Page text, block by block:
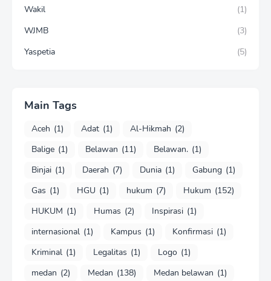
Wakil
(1)
WJMB
(3)
Yaspetia
(5)
Main Tags
Aceh (1) Adat (1) Al-Hikmah (2)
Balige (1) Belawan (11) Belawan. (1)
Binjai (1) Daerah (7) Dunia (1) Gabung (1)
Gas (1) HGU (1) hukum (7) Hukum (152)
HUKUM (1) Humas (2) Inspirasi (1)
internasional (1) Kampus (1) Konfirmasi (1)
Kriminal (1) Legalitas (1) Logo (1)
medan (2) Medan (138) Medan belawan (1)